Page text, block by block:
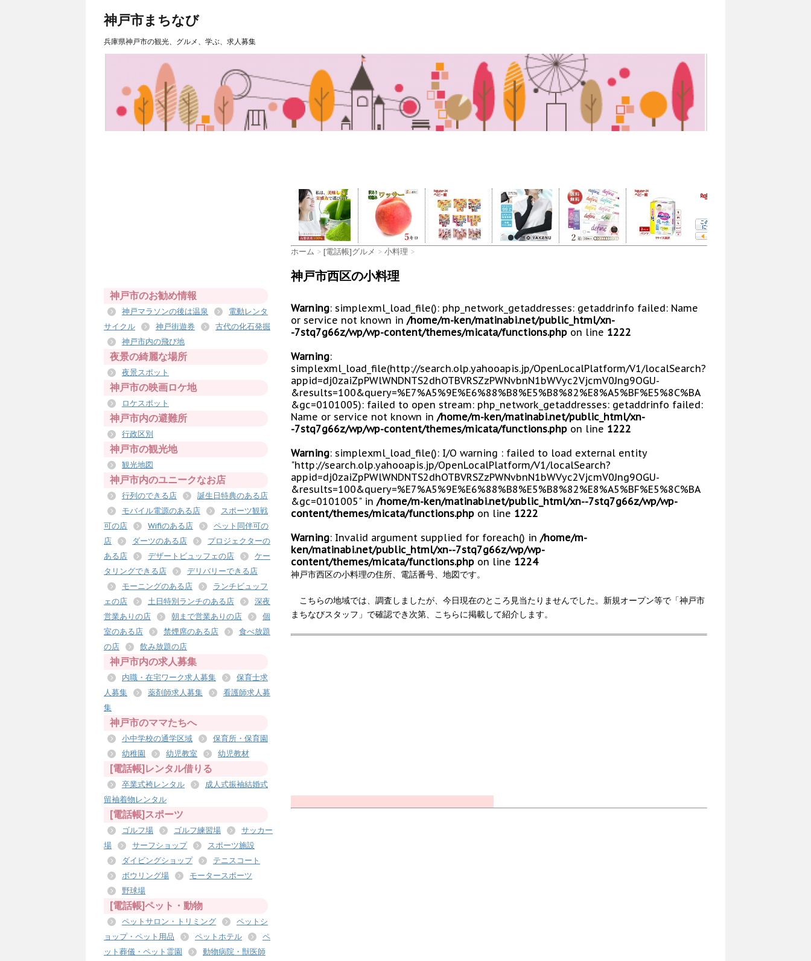
神戸市まちなび
兵庫県神戸市の観光、グルメ、学ぶ、求人募集
ホーム > [電話帳]グルメ > 小料理 >
神戸市西区の小料理
Warning: simplexml_load_file(): php_network_getaddresses: getaddrinfo failed: Name
or service not known in /home/m-ken/matinabi.net/public_html/xn-
-7stq7g66z/wp/wp-content/themes/micata/functions.php on line 1222
Warning:
simplexml_load_file(http://search.olp.yahooapis.jp/OpenLocalPlatform/V1/localSearch?
appid=dj0zaiZpPWlWNDNTS2dhOTBVRSZzPWNvbnN1bWVyc2VjcmV0Jng9OGU-
&results=100&query=%E7%A5%9E%E6%88%B8%E5%B8%82%E8%A5%BF%E5%8C%BA
&gc=0101005): failed to open stream: php_network_getaddresses: getaddrinfo failed:
Name or service not known in /home/m-ken/matinabi.net/public_html/xn-
-7stq7g66z/wp/wp-content/themes/micata/functions.php on line 1222
Warning: simplexml_load_file(): I/O warning : failed to load external entity
"http://search.olp.yahooapis.jp/OpenLocalPlatform/V1/localSearch?
appid=dj0zaiZpPWlWNDNTS2dhOTBVRSZzPWNvbnN1bWVyc2VjcmV0Jng9OGU-
&results=100&query=%E7%A5%9E%E6%88%B8%E5%B8%82%E8%A5%BF%E5%8C%BA
&gc=0101005" in /home/m-ken/matinabi.net/public_html/xn--7stq7g66z/wp/wp-
content/themes/micata/functions.php on line 1222
Warning: Invalid argument supplied for foreach() in /home/m-
ken/matinabi.net/public_html/xn--7stq7g66z/wp/wp-
content/themes/micata/functions.php on line 1224
神戸市西区の小料理の住所、電話番号、地図です。
こちらの地域では、調査しましたが、今日現在のところ見当たりませんでした。新規オープン等で「神戸市
まちなびスタッフ」で確認でき次第、こちらに掲載して紹介します。
神戸市のお勧め情報
神戸マラソンの後は温泉
電動レンタ
サイクル
神戸街遊券
古代の化石発掘
神戸市内の飛び地
夜景の綺麗な場所
夜景スポット
神戸市の映画ロケ地
ロケスポット
神戸市内の避難所
行政区別
神戸市の観光地
観光地図
神戸市内のユニークなお店
行列のできる店
誕生日特典のある店
モバイル電源のある店
スポーツ観戦
可の店
Wifiのある店
ペット同伴可の
店
ダーツのある店
プロジェクターの
ある店
デザートビュッフェの店
ケー
タリングできる店
デリバリーできる店
モーニングのある店
ランチビュッフ
ェの店
土日特別ランチのある店
深夜
営業ありの店
朝まで営業ありの店
個
室のある店
禁煙席のある店
食べ放題
の店
飲み放題の店
神戸市内の求人募集
内職・在宅ワーク求人募集
保育士求
人募集
薬剤師求人募集
看護師求人募
集
神戸市のママたちへ
小中学校の通学区域
保育所・保育園
幼稚園
幼児教室 幼児教材
[電話帳]レンタル借りる
卒業式袴レンタル
成人式振袖結婚式
留袖着物レンタル
[電話帳]スポーツ
ゴルフ場 ゴルフ練習場
サッカー
場
サーフショップ
スポーツ施設
ダイビングショップ
テニスコート
ボウリング場
モータースポーツ
野球場
[電話帳]ペット・動物
ペットサロン・トリミング
ペットシ
ョップ・ペット用品
ペットホテル
ペ
ット葬儀・ペット霊園
動物病院・獣医師